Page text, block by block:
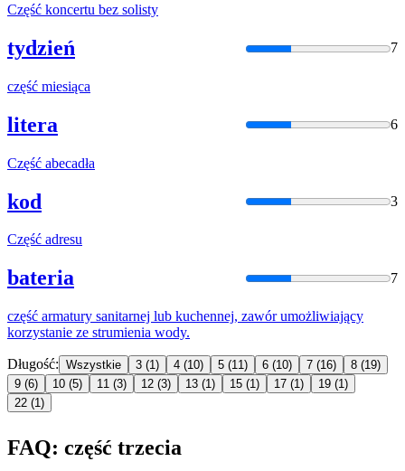
Część koncertu bez solisty
tydzień 7
część miesiąca
litera 6
Część abecadła
kod 3
Część adresu
bateria 7
część armatury sanitarnej lub kuchennej, zawór umożliwiający
korzystanie ze strumienia wody.
Długość: Wszystkie 3 (1) 4 (10) 5 (11) 6 (10) 7 (16) 8 (19)
9 (6) 10 (5) 11 (3) 12 (3) 13 (1) 15 (1) 17 (1) 19 (1)
22 (1)
FAQ: część trzecia